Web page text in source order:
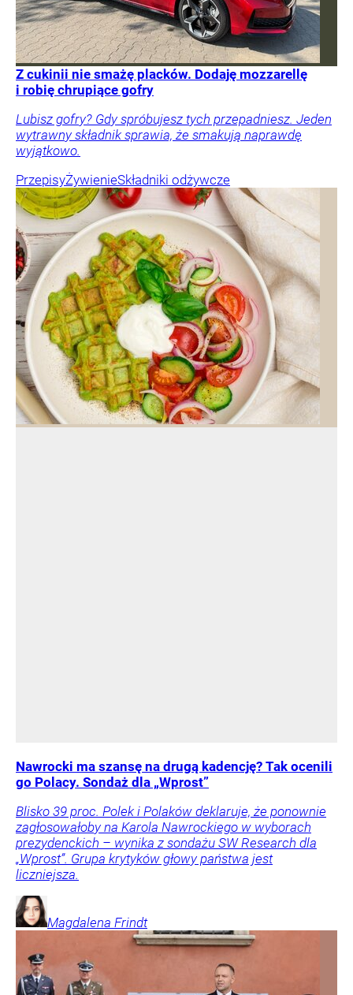
Z cukinii nie smażę placków. Dodaję mozzarellę
i robię chrupiące gofry
Lubisz gofry? Gdy spróbujesz tych przepadniesz. Jeden
wytrawny składnik sprawia, że smakują naprawdę
wyjątkowo.
PrzepisyŻywienieSkładniki odżywcze
Nawrocki ma szansę na drugą kadencję? Tak ocenili
go Polacy. Sondaż dla „Wprost”
Blisko 39 proc. Polek i Polaków deklaruje, że ponownie
zagłosowałoby na Karola Nawrockiego w wyborach
prezydenckich – wynika z sondażu SW Research dla
„Wprost”. Grupa krytyków głowy państwa jest
liczniejsza.
Magdalena Frindt